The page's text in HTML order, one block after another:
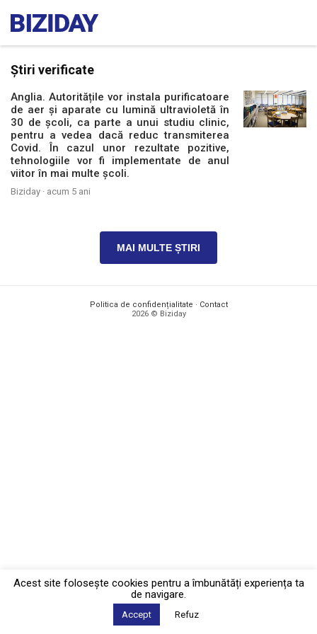
Știri verificate
Anglia. Autoritățile vor instala purificatoare
de aer și aparate cu lumină ultravioletă în
30 de școli, ca parte a unui studiu clinic,
pentru a vedea dacă reduc transmiterea
Covid. În cazul unor rezultate pozitive,
tehnologiile vor fi implementate de anul
viitor în mai multe școli.
Biziday · acum 5 ani
MAI MULTE ȘTIRI
Politica de confidențialitate · Contact
2026 © Biziday
Acest site foloseşte cookies pentru a îmbunătăți experiența ta
de navigare.
Accept Refuz